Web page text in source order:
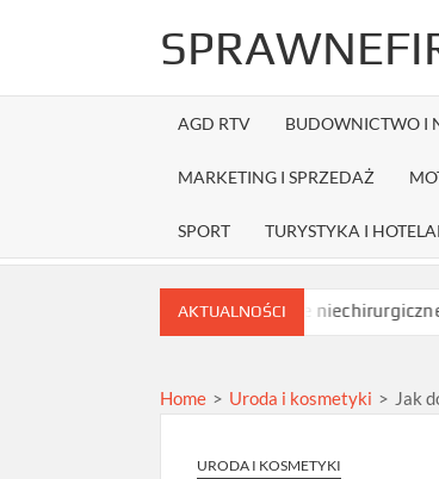
AGD RTV BUDOWNICTWO I
MARKETING I SPRZEDAŻ
SPORT TURYSTYKA I
AKTUALNOŚCI
Jakie niechirurgiczne zabiegi
Home > Uroda i kosmetyki > Jak
URODA I KOSMETYKI